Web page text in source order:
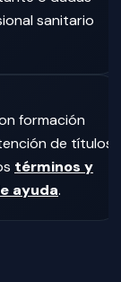
sanitario
formación
de títulos
términos y
ayuda.